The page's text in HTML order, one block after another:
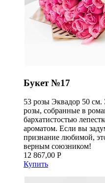
Букет №17
53 розы Эквадор 50 см.
розы, собранные в
бархатистостью
ароматом. Если вы
признание любимой,
верным союзником!
12 867,00 Р
Купить